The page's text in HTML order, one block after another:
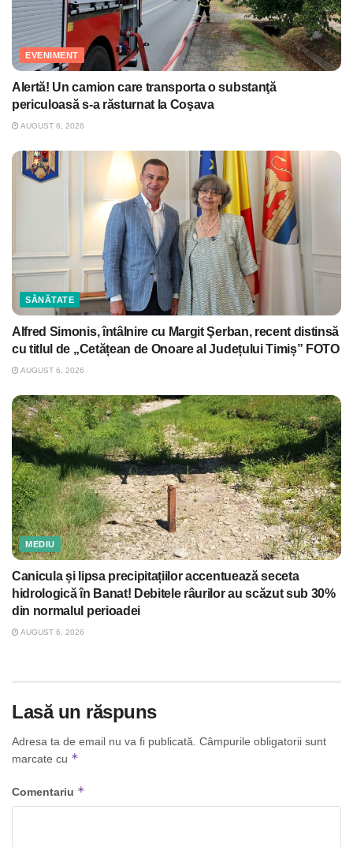
EVENIMENT
Alertă! Un camion care transporta o substanţă
periculoasă s-a răsturnat la Coşava
AUGUST 6, 2026
SĂNĂTATE
Alfred Simonis, întâlnire cu Margit Şerban, recent distinsă
cu titlul de „Cetățean de Onoare al Județului Timiș” FOTO
AUGUST 6, 2026
MEDIU
Canicula și lipsa precipitațiilor accentuează seceta
hidrologică în Banat! Debitele râurilor au scăzut sub 30%
din normalul perioadei
AUGUST 6, 2026
Lasă un răspuns
Adresa ta de email nu va fi publicată. Câmpurile obligatorii sunt
marcate cu *
Comentariu *